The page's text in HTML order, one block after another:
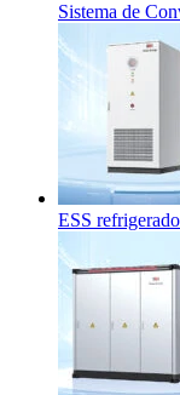
Sistema de
ESS